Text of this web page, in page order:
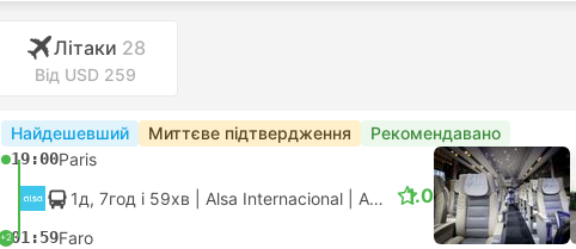
Лiтаки 28
Від USD 259
Найдешевший Миттєве підтвердження Рекомендавано
19:00Paris
1д, 7год і 59хв | Alsa Internacional Автобус |Нормальний
+201:59Faro
1.0